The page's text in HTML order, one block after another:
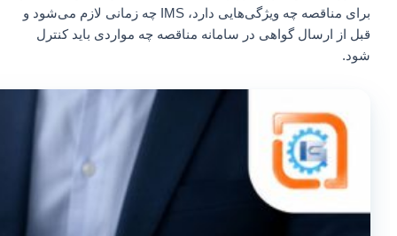
برای مناقصه چه ویژگی‌هایی دارد، IMS چه زمانی لازم می‌شود و
قبل از ارسال گواهی در سامانه مناقصه چه مواردی باید کنترل
شود.